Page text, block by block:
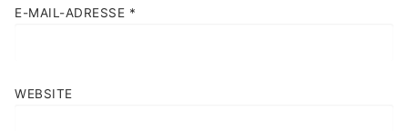
E-MAIL-ADRESSE *
WEBSITE